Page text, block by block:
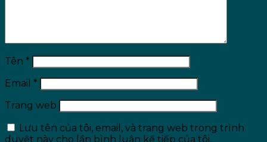
Tên *
Email *
Trang web
Lưu tên của tôi, email, và trang web trong trình
duyệt này cho lần bình luận kế tiếp của tôi.